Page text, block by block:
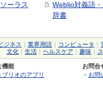
ーラス
Weblio対義語
辞書
ジネス 業界用語 コンピュータ
文化
生活 ヘルスケア 趣味
機能
ブリオのアプリ
お問合
・ お問